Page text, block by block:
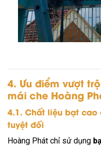
4. Ưu điểm vượt
mái che Hoàng
4.1. Chất liệu bạt
tuyệt đối
Hoàng Phát chỉ sử dụng